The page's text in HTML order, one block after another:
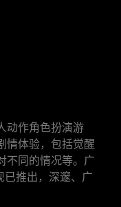
动作角色扮演游
情体验，包括觉醒
不同的情况等。广
已推出，深邃、广